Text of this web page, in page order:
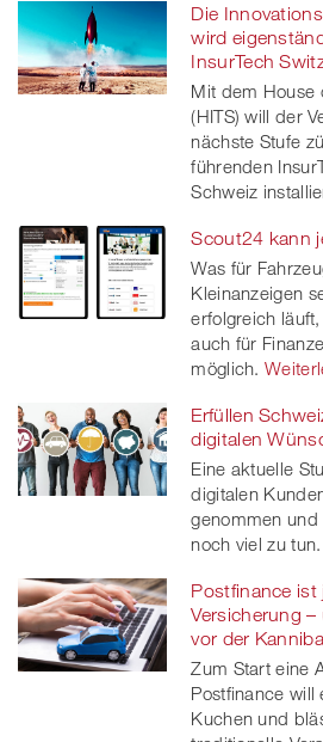
Die
wird
InsurTech
Mit dem House
(HITS) will der
nächste Stufe
führenden
Schweiz
Scout24 kann
Was für
Kleinanzeigen
erfolgreich
auch für
möglich.
Erfüllen
digitalen
Eine aktuelle
digitalen
genommen
noch viel zu tun.
Postfinance ist
Versicherung
vor der
Zum Start eine
Postfinance will
Kuchen und